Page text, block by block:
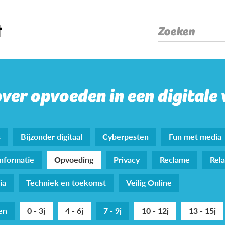
Zoeken
opvoeden in een digitale
Bijzonder digitaal Cyberpesten Fun met media
Opvoeding Privacy Reclame
Techniek en toekomst Veilig Online
0 - 3j 4 - 6j 7 - 9j 10 - 12j 13 - 15j